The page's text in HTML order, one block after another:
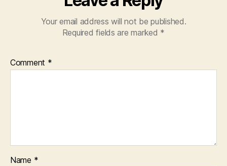
Your email address will not be published.
Required fields are marked *
Comment *
Name *